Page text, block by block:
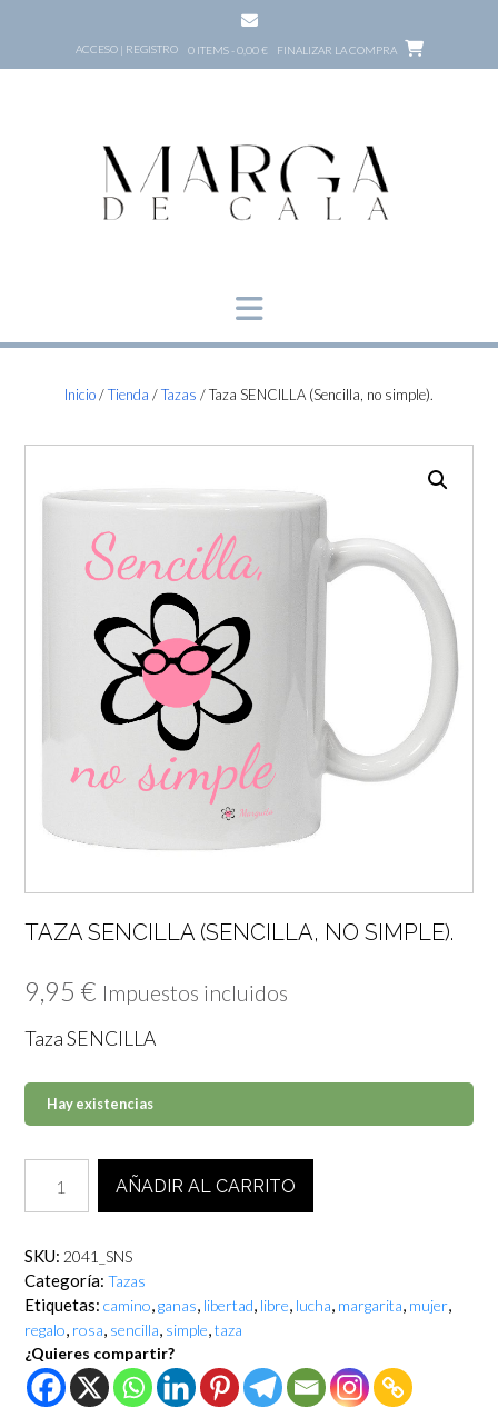
ACCESO | REGISTRO 0 ITEMS - 0,00 € FINALIZAR LA COMPRA
Inicio/Tienda /Tazas / Taza SENCILLA (Sencilla, no simple).
TAZA SENCILLA (SENCILLA, NO SIMPLE).
9,95 € Impuestos incluidos
Taza SENCILLA
Hay existencias
SENCILLA
(Sencilla,
simple).
cantidad
AÑADIR AL CARRITO
SKU: 2041_SNS
Categoría: Tazas
Etiquetas: camino,ganas, libertad, libre, lucha, margarita, mujer,
regalo, rosa, sencilla, simple,taza
¿Quieres compartir?